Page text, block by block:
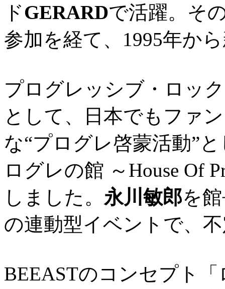
ドGERARDで活躍。そ
参加を経て、1995年か
プログレッシブ・ロッ
として、日本でもファ
な“プログレ啓蒙活動”
ログレの館 ～House Of
しました。 永川敏郎を
の連動型イベントで、
BEEASTのコンセプト